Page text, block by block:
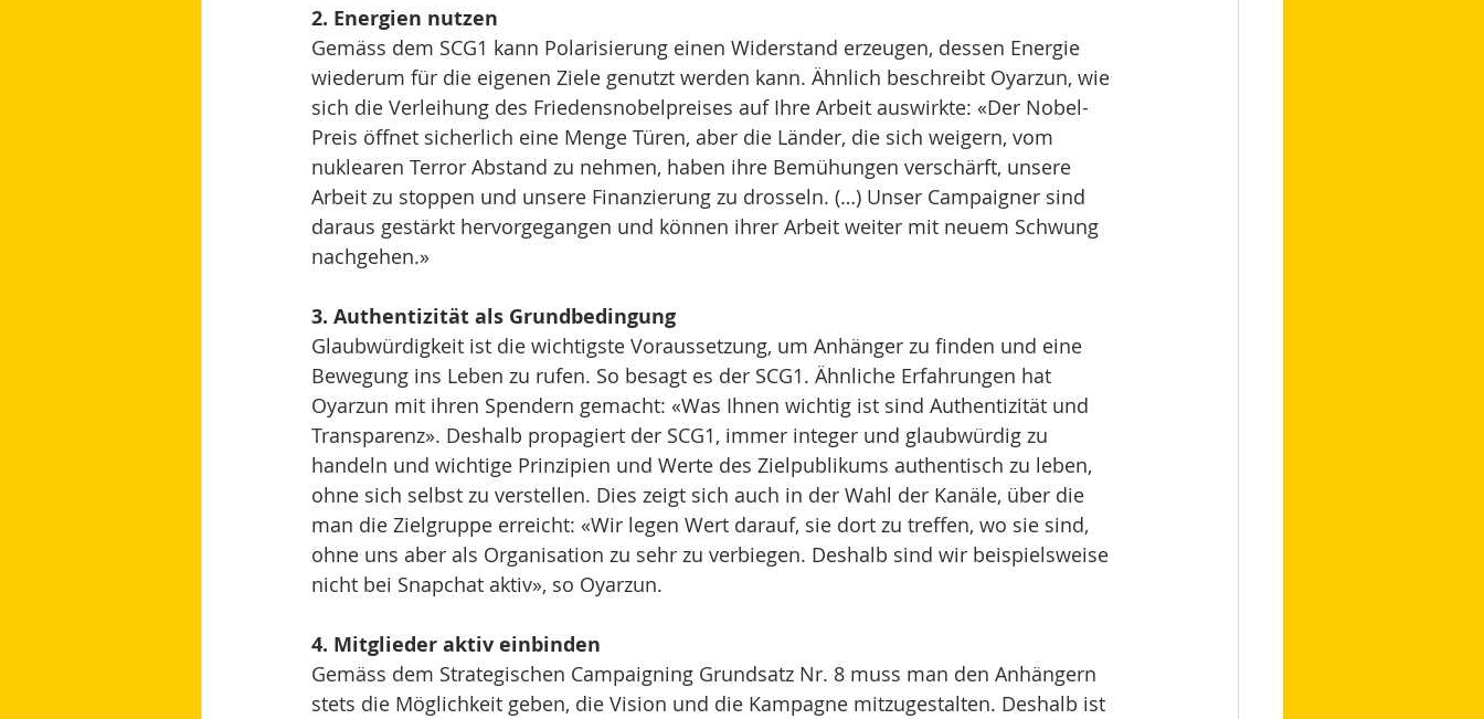
2. Energien nutzen
Gemäss dem SCG1 kann Polarisierung einen Widerstand erzeugen, dessen Energie
wiederum für die eigenen Ziele genutzt werden kann. Ähnlich beschreibt Oyarzun, wie
sich die Verleihung des Friedensnobelpreises auf Ihre Arbeit auswirkte: «Der Nobel-
Preis öffnet sicherlich eine Menge Türen, aber die Länder, die sich weigern, vom
nuklearen Terror Abstand zu nehmen, haben ihre Bemühungen verschärft, unsere
Arbeit zu stoppen und unsere Finanzierung zu drosseln. (…) Unser Campaigner sind
daraus gestärkt hervorgegangen und können ihrer Arbeit weiter mit neuem Schwung
nachgehen.»
3. Authentizität als Grundbedingung
Glaubwürdigkeit ist die wichtigste Voraussetzung, um Anhänger zu finden und eine
Bewegung ins Leben zu rufen. So besagt es der SCG1. Ähnliche Erfahrungen hat
Oyarzun mit ihren Spendern gemacht: «Was Ihnen wichtig ist sind Authentizität und
Transparenz». Deshalb propagiert der SCG1, immer integer und glaubwürdig zu
handeln und wichtige Prinzipien und Werte des Zielpublikums authentisch zu leben,
ohne sich selbst zu verstellen. Dies zeigt sich auch in der Wahl der Kanäle, über die
man die Zielgruppe erreicht: «Wir legen Wert darauf, sie dort zu treffen, wo sie sind,
ohne uns aber als Organisation zu sehr zu verbiegen. Deshalb sind wir beispielsweise
nicht bei Snapchat aktiv», so Oyarzun.
4. Mitglieder aktiv einbinden
Gemäss dem Strategischen Campaigning Grundsatz Nr. 8 muss man den Anhängern
stets die Möglichkeit geben, die Vision und die Kampagne mitzugestalten. Deshalb ist